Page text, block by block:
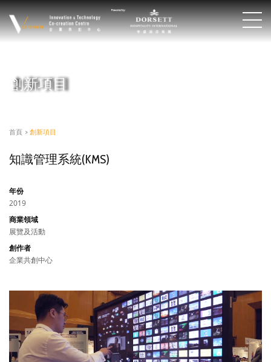
創新項目
首頁 > 創新項目
知識管理系統(KMS)
年份
2019
商業領域
展覽及活動
創作者
企業共創中心